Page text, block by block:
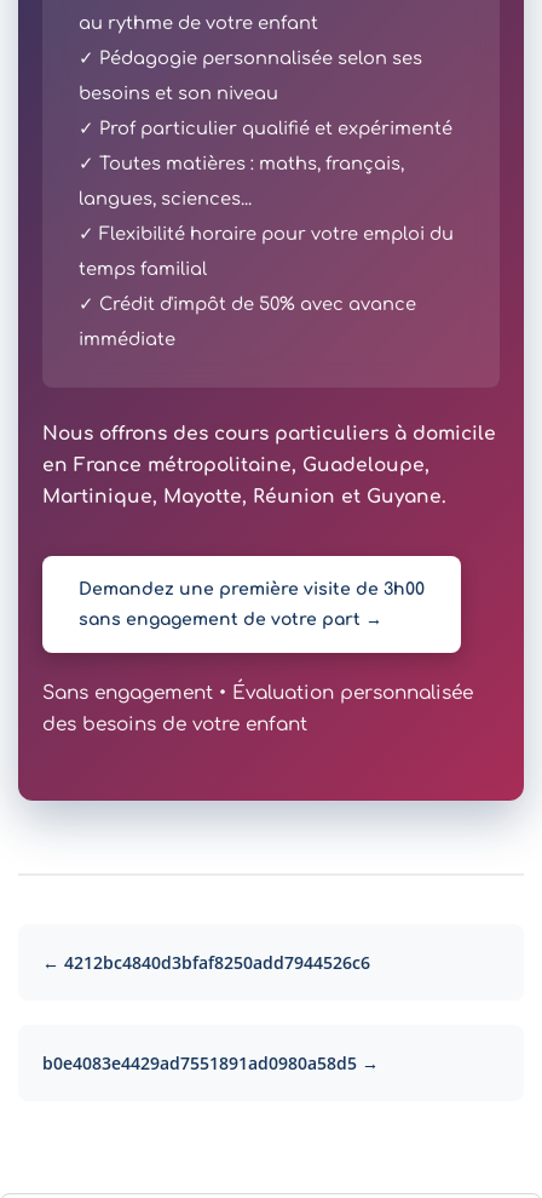
au rythme de votre enfant
✓ Pédagogie personnalisée selon ses
besoins et son niveau
✓ Prof particulier qualifié et expérimenté
✓ Toutes matières : maths, français,
langues, sciences...
✓ Flexibilité horaire pour votre emploi du
temps familial
✓ Crédit d'impôt de 50% avec avance
immédiate
Nous offrons des cours particuliers à domicile
en France métropolitaine, Guadeloupe,
Martinique, Mayotte, Réunion et Guyane.
Demandez une première visite de 3h00
sans engagement de votre part →
Sans engagement • Évaluation personnalisée
des besoins de votre enfant
← 4212bc4840d3bfaf8250add7944526c6
b0e4083e4429ad7551891ad0980a58d5 →